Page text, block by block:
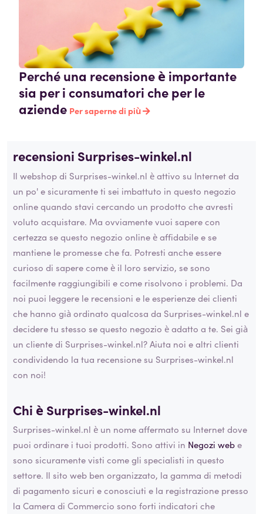
Perché una recensione è importante
sia per i consumatori che per le
aziende Per saperne di più
recensioni Surprises-winkel.nl
Il webshop di Surprises-winkel.nl è attivo su Internet da
un po' e sicuramente ti sei imbattuto in questo negozio
online quando stavi cercando un prodotto che avresti
voluto acquistare. Ma ovviamente vuoi sapere con
certezza se questo negozio online è affidabile e se
mantiene le promesse che fa. Potresti anche essere
curioso di sapere come è il loro servizio, se sono
facilmente raggiungibili e come risolvono i problemi. Da
noi puoi leggere le recensioni e le esperienze dei clienti
che hanno già ordinato qualcosa da Surprises-winkel.nl e
decidere tu stesso se questo negozio è adatto a te. Sei già
un cliente di Surprises-winkel.nl? Aiuta noi e altri clienti
condividendo la tua recensione su Surprises-winkel.nl
con noi!
Chi è Surprises-winkel.nl
Surprises-winkel.nl è un nome affermato su Internet dove
puoi ordinare i tuoi prodotti. Sono attivi in Negozi webe
sono sicuramente visti come gli specialisti in questo
settore. Il sito web ben organizzato, la gamma di metodi
di pagamento sicuri e conosciuti e la registrazione presso
la Camera di Commercio sono forti indicatori che